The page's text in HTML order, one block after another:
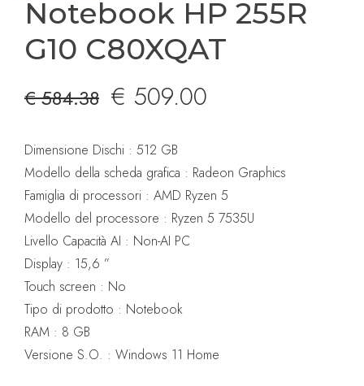
Notebook HP 255R
G10 C80XQAT
€584.38 Il
originale
era:
€ 584.38.
€ 509.00
attuale
è:
Dimensione Dischi : 512 GB
Modello della scheda grafica : Radeon Graphics
Famiglia di processori : AMD Ryzen 5
Modello del processore : Ryzen 5 7535U
Livello Capacità AI : Non-AI PC
Display : 15,6 ”
Touch screen : No
Tipo di prodotto : Notebook
RAM : 8 GB
Versione S.O. : Windows 11 Home